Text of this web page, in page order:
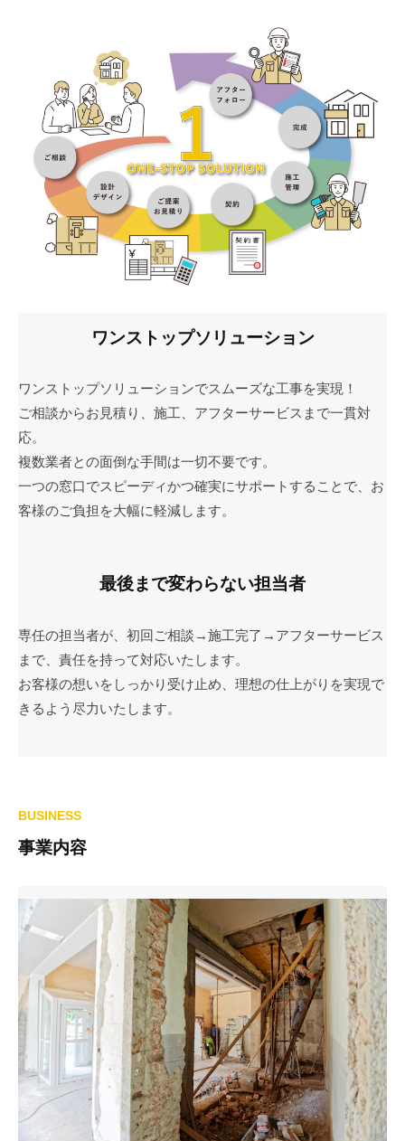
ワンストップソリューション
ワンストップソリューションでスムーズな工事を実現！
ご相談からお見積り、施工、アフターサービスまで一貫対
応。
複数業者との面倒な手間は一切不要です。
一つの窓口でスピーディかつ確実にサポートすることで、お
客様のご負担を大幅に軽減します。
最後まで変わらない担当者
専任の担当者が、初回ご相談→施工完了→アフターサービス
まで、責任を持って対応いたします。
お客様の想いをしっかり受け止め、理想の仕上がりを実現で
きるよう尽力いたします。
BUSINESS
事業内容